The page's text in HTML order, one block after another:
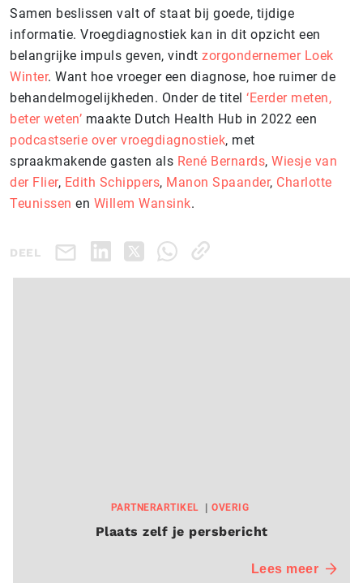
Samen beslissen valt of staat bij goede, tijdige
informatie. Vroegdiagnostiek kan in dit opzicht een
belangrijke impuls geven, vindt zorgondernemer Loek
Winter. Want hoe vroeger een diagnose, hoe ruimer de
behandelmogelijkheden. Onder de titel ‘Eerder meten,
beter weten’ maakte Dutch Health Hub in 2022 een
podcastserie over vroegdiagnostiek, met
spraakmakende gasten als René Bernards, Wiesje van
der Flier, Edith Schippers, Manon Spaander, Charlotte
Teunissen en Willem Wansink.
DEEL
PARTNERARTIKEL OVERIG
Plaats zelf je persbericht
Lees meer